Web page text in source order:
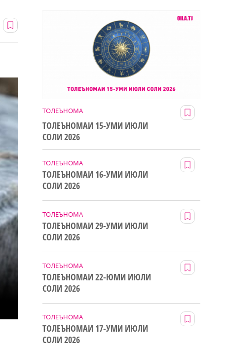
ТОЛЕЪНОМА
ТОЛЕЪНОМАИ 15-УМИ ИЮЛИ
СОЛИ 2026
ТОЛЕЪНОМА
ТОЛЕЪНОМАИ 16-УМИ ИЮЛИ
СОЛИ 2026
ТОЛЕЪНОМА
ТОЛЕЪНОМАИ 29-УМИ ИЮЛИ
СОЛИ 2026
ТОЛЕЪНОМА
ТОЛЕЪНОМАИ 22-ЮМИ ИЮЛИ
СОЛИ 2026
ТОЛЕЪНОМА
ТОЛЕЪНОМАИ 17-УМИ ИЮЛИ
СОЛИ 2026